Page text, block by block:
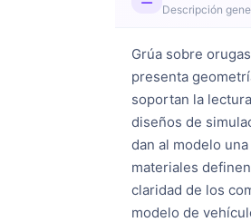
Descripción
Grúa sobre
presenta
soportan la
diseños de
dan al modelo
materiales
claridad de los
modelo de